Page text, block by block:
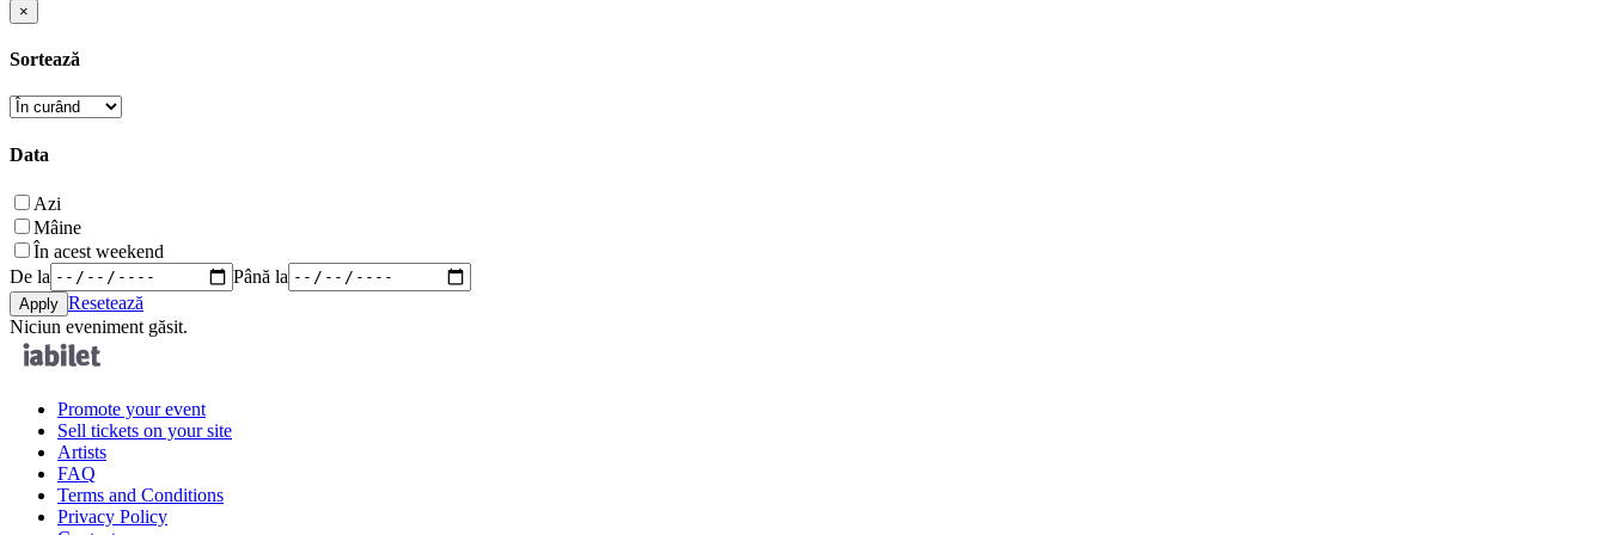
×
Sortează
Data
Azi
Mâine
În acest weekend
De la
Până la
Resetează
Niciun eveniment găsit.
Promote your event
Sell tickets on your site
Artists
FAQ
Terms and Conditions
Privacy Policy